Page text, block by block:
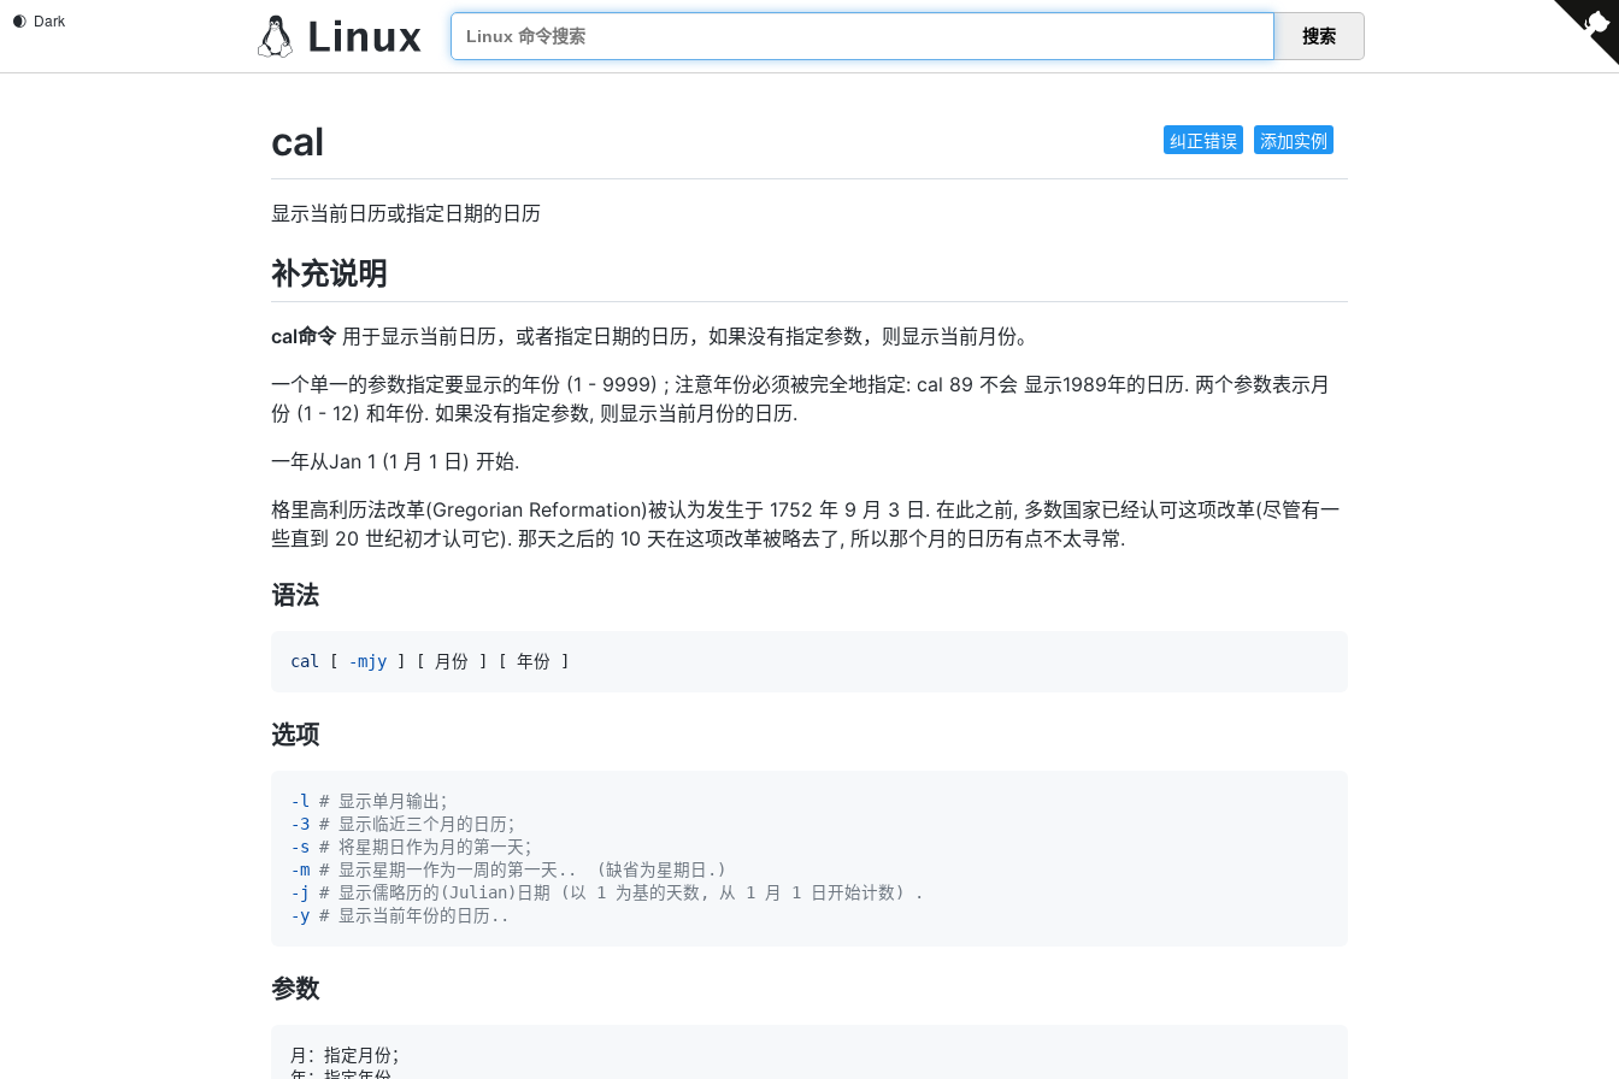
搜索
纠正错误 添加实例
cal
显示当前日历或指定日期的日历
补充说明
cal命令用于显示当前日历，或者指定日期的日历，如果没有指定参数，则显示当前月份。
一个单一的参数指定要显示的年份 (1 - 9999) ; 注意年份必须被完全地指定: cal 89 不会 显示1989年的日历. 两个参数表示月
份 (1 - 12) 和年份. 如果没有指定参数, 则显示当前月份的日历.
一年从Jan 1 (1 月 1 日) 开始.
格里高利历法改革(Gregorian Reformation)被认为发生于 1752 年 9 月 3 日. 在此之前, 多数国家已经认可这项改革(尽管有一
些直到 20 世纪初才认可它). 那天之后的 10 天在这项改革被略去了, 所以那个月的日历有点不太寻常.
语法
cal [ -mjy ] [ 月份 ] [ 年份 ]
选项
-l
# 显示单月输出；
-3 # 显示临近三个月的日历；
-s # 将星期日作为月的第一天；
-m # 显示星期一作为一周的第一天..  (缺省为星期日.)
-j
# 显示儒略历的(Julian)日期 (以 1 为基的天数, 从 1 月 1 日开始计数) .
-y # 显示当前年份的日历..
参数